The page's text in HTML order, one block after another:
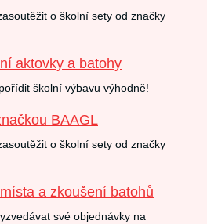
o školní sety od značky
aktovky a batohy
školní výbavu výhodně!
BAAGL
o školní sety od značky
a zkoušení batohů
své objednávky na